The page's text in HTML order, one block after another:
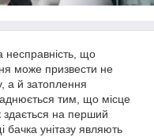
несправність, що
може призвести не
а й затоплення
тим, що місце
здається на перший
унітазу являють